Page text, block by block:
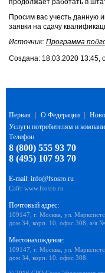
продолжает работать в
Просим вас учесть данную
заявки на сдачу
Источник: Программа
Создана: 18.03.2020 13:45,
Первая О Федерации
Услуги потребителям и
Телефон
8 (800) 555 93 70
8 (495) 107 93 70
E-mail: info@fsosro.ru
Сайт www.fsosro.ru
Почтовый адрес:
109147, г. Москва, ул.
дом 34, корп. 10, офис 308, а/я
Местонахождение:
109147, г. Москва, ул.
дом 34, корп. 10, офис 308.